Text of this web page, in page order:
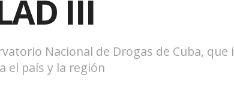
III
Nacional de Drogas de Cuba, que
el país y la región